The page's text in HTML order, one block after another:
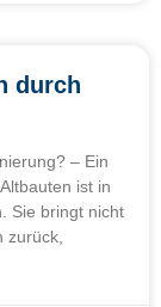
durch
– Ein
ist in
Sie bringt nicht
zurück,